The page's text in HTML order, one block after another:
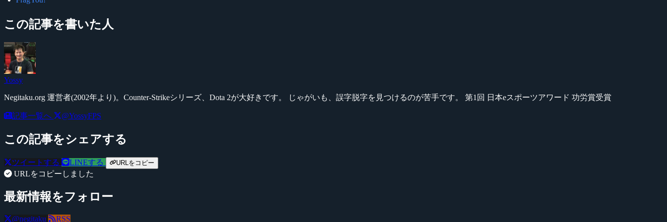
この記事を書いた人
Yossy
Negitaku.org 運営者(2002年より)。Counter-Strikeシリーズ、Dota 2が大好きです。 じゃがいも、誤字脱字を見つけるのが苦手です。 第1回 日本eスポーツアワード 功労賞受賞
記事一覧へ @YossyFPS
この記事をシェアする
ツイートする LINEする URLをコピー
URLをコピーしました
最新情報をフォロー
@negitaku RSS